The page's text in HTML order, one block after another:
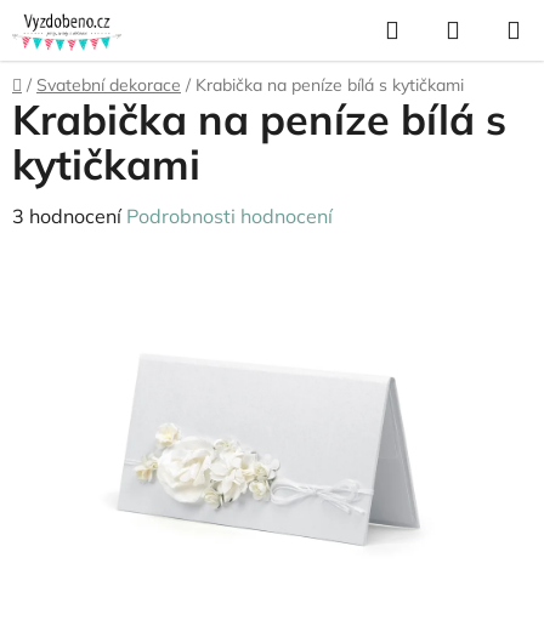
Přejít
na
obsah
Hledat
KOŠÍK
Domů
/ Svatební dekorace / Krabička na peníze bílá s kytičkami
Krabička na peníze bílá s
kytičkami
Průměrné
3 hodnocení Podrobnosti hodnocení